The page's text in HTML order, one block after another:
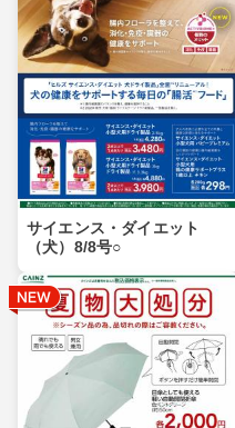
サイエンス・ダイエット
（犬）8/8号○